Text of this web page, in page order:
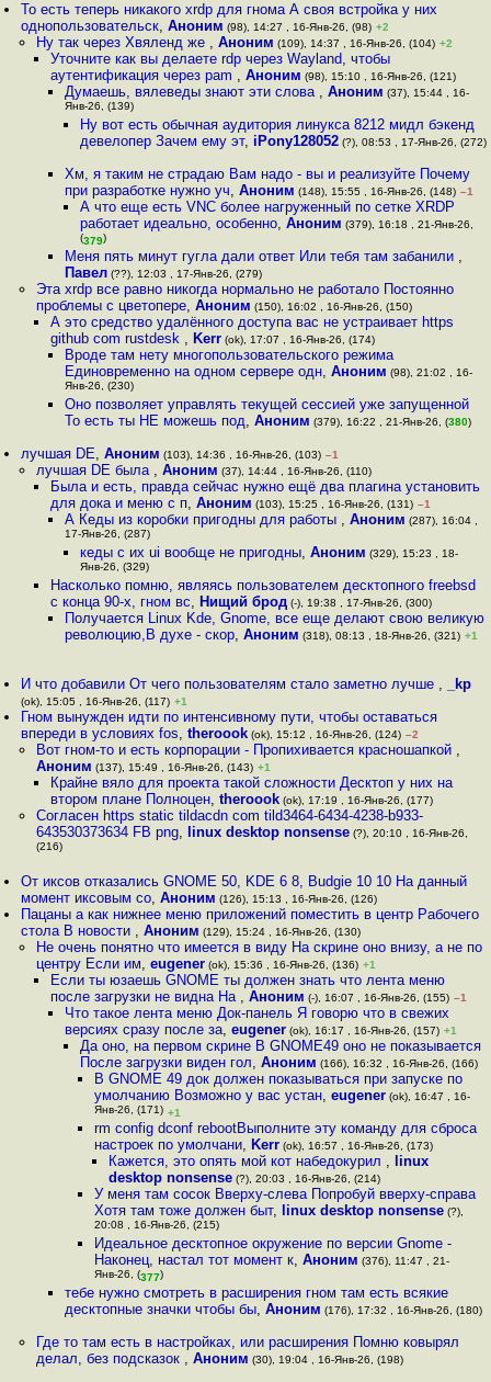
То есть теперь никакого xrdp для гнома А своя встройка у них
однопользовательск,Аноним (98), 14:27 , 16-Янв-26, (98) +2
Ну так через Xвяленд же , Аноним (109), 14:37 , 16-Янв-26, (104) +2
Уточните как вы делаете rdp через Wayland, чтобы
аутентификация через pam , Аноним (98), 15:10 , 16-Янв-26, (121)
Думаешь, вялеведы знают эти слова ,Аноним (37), 15:44 , 16-
Янв-26, (139)
Ну вот есть обычная аудитория линукса 8212 мидл бэкенд
девелопер Зачем ему эт, iPony128052(?), 08:53 , 17-Янв-26, (272)
Хм, я таким не страдаю Вам надо - вы и реализуйте Почему
при разработке нужно уч,Аноним (148), 15:55 , 16-Янв-26, (148) –1
А что еще есть VNC более нагруженный по сетке XRDP
работает идеально, особенно, Аноним (379), 16:18 , 21-Янв-26,
(379)
Меня пять минут гугла дали ответ Или тебя там забанили ,
Павел (??), 12:03 , 17-Янв-26, (279)
Эта xrdp все равно никогда нормально не работало Постоянно
проблемы с цветопере, Аноним (150), 16:02 , 16-Янв-26, (150)
А это средство удалённого доступа вас не устраивает https
github com rustdesk , Kerr(ok), 17:07 , 16-Янв-26, (174)
Вроде там нету многопользовательского режима
Единовременно на одном сервере одн,Аноним (98), 21:02 , 16-
Янв-26, (230)
Оно позволяет управлять текущей сессией уже запущенной
То есть ты НЕ можешь под,Аноним (379), 16:22 , 21-Янв-26, (380)
лучшая DE,Аноним (103), 14:36 , 16-Янв-26, (103) –1
лучшая DE была , Аноним (37), 14:44 , 16-Янв-26, (110)
Была и есть, правда сейчас нужно ещё два плагина установить
для дока и меню с п, Аноним (103), 15:25 , 16-Янв-26, (131) –1
А Кеды из коробки пригодны для работы ,Аноним (287), 16:04 ,
17-Янв-26, (287)
кеды с их ui вообще не пригодны, Аноним (329), 15:23 , 18-
Янв-26, (329)
Насколько помню, являясь пользователем десктопного freebsd
с конца 90-х, гном вс, Нищий брод(-), 19:38 , 17-Янв-26, (300)
Получается Linux Kde, Gnome, все еще делают свою великую
революцию,В духе - скор,Аноним (318), 08:13 , 18-Янв-26, (321) +1
И что добавили От чего пользователям стало заметно лучше , _kp
(ok), 15:05 , 16-Янв-26, (117) +1
Гном вынужден идти по интенсивному пути, чтобы оставаться
впереди в условиях fos,theroook (ok), 15:12 , 16-Янв-26, (124) –2
Вот гном-то и есть корпорации - Пропихивается красношапкой ,
Аноним (137), 15:49 , 16-Янв-26, (143) +1
Крайне вяло для проекта такой сложности Десктоп у них на
втором плане Полноцен, theroook(ok), 17:19 , 16-Янв-26, (177)
Согласен https static tildacdn com tild3464-6434-4238-b933-
643530373634 FB png, linux desktop nonsense(?), 20:10 , 16-Янв-26,
(216)
От иксов отказались GNOME 50, KDE 6 8, Budgie 10 10 На данный
момент иксовым со,Аноним (126), 15:13 , 16-Янв-26, (126)
Пацаны а как нижнее меню приложений поместить в центр Рабочего
стола В новости ,Аноним (129), 15:24 , 16-Янв-26, (130)
Не очень понятно что имеется в виду На скрине оно внизу, а не по
центру Если им, eugener(ok), 15:36 , 16-Янв-26, (136) +1
Если ты юзаешь GNOME ты должен знать что лента меню
после загрузки не видна На , Аноним (-), 16:07 , 16-Янв-26, (155) –1
Что такое лента меню Док-панель Я говорю что в свежих
версиях сразу после за,eugener (ok), 16:17 , 16-Янв-26, (157) +1
Да оно, на первом скрине В GNOME49 оно не показывается
После загрузки виден гол, Аноним (166), 16:32 , 16-Янв-26, (166)
В GNOME 49 док должен показываться при запуске по
умолчанию Возможно у вас устан, eugener(ok), 16:47 , 16-
Янв-26, (171) +1
rm config dconf rebootВыполните эту команду для сброса
настроек по умолчани, Kerr(ok), 16:57 , 16-Янв-26, (173)
Кажется, это опять мой кот набедокурил ,
linux
desktop nonsense (?), 20:03 , 16-Янв-26, (214)
У меня там сосок Вверху-слева Попробуй вверху-справа
Хотя там тоже должен быт, linux desktop nonsense(?),
20:08 , 16-Янв-26, (215)
Идеальное десктопное окружение по версии Gnome -
Наконец, настал тот момент к, Аноним (376), 11:47 , 21-
Янв-26, (377)
тебе нужно смотреть в расширения гном там есть всякие
десктопные значки чтобы бы,Аноним (176), 17:32 , 16-Янв-26, (180)
Где то там есть в настройках, или расширения Помню ковырял
делал, без подсказок , Аноним (30), 19:04 , 16-Янв-26, (198)